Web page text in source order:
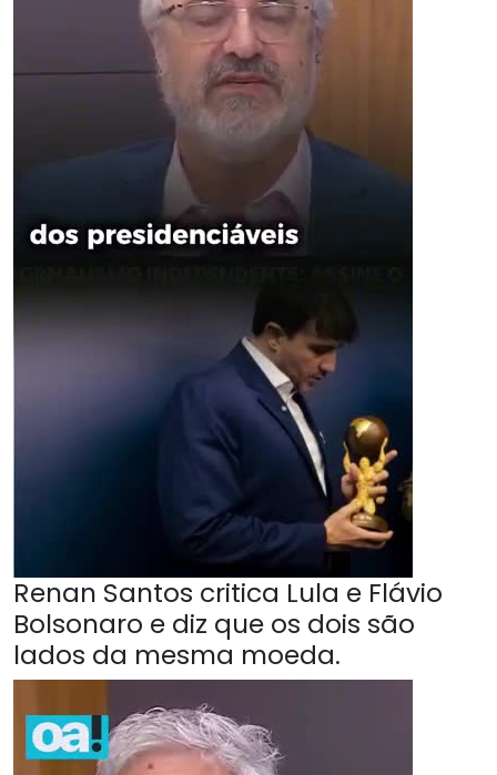
Renan Santos critica Lula e Flávio
Bolsonaro e diz que os dois são
lados da mesma moeda.